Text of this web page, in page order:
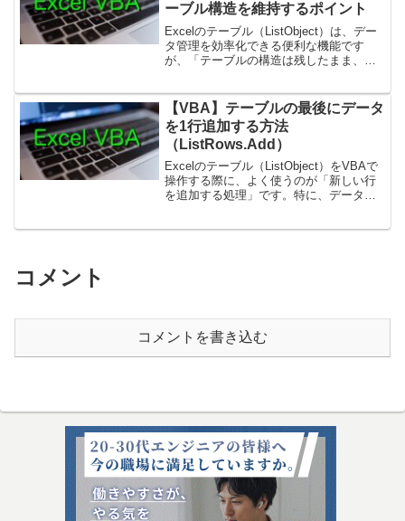
ーブル構造を維持するポイント
Excelのテーブル（ListObject）は、デー
タ管理を効率化できる便利な機能です
が、「テーブルの構造は残したまま、中
データを入れ直したい」「過去データを
消してフォ...
【VBA】テーブルの最後にデータ
を1行追加する方法
（ListRows.Add）
Excelのテーブル（ListObject）をVBAで
操作する際に、よく使うのが「新しい行
を追加する処理」です。特に、データを
コメント
コメントを書き込む